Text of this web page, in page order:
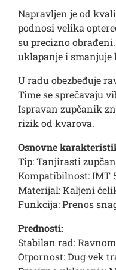
Napravljen je od
podnosi velika
su precizno
uklapanje i smanjuje
U radu obezbeđuje
Time se sprečavaju
Ispravan zupčanik
rizik od kvarova.
Osnovne
Tip: Tanjirasti
Kompatibilnost: IMT
Materijal: Kaljeni
Funkcija: Prenos
Prednosti:
Stabilan rad:
Otpornost: Dug vek